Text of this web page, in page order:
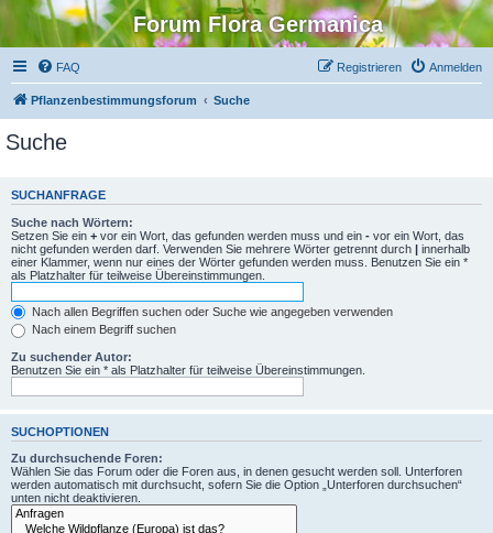
Forum Flora Germanica
FAQ Anmelden
Registrieren
Pflanzenbestimmungsforum Suche
Suche
SUCHANFRAGE
Suche nach Wörtern:
Setzen Sie ein + vor ein Wort, das gefunden werden muss und ein - vor ein Wort, das
nicht gefunden werden darf. Verwenden Sie mehrere Wörter getrennt durch | innerhalb
einer Klammer, wenn nur eines der Wörter gefunden werden muss. Benutzen Sie ein *
als Platzhalter für teilweise Übereinstimmungen.
Nach allen Begriffen suchen oder Suche wie angegeben verwenden
Nach einem Begriff suchen
Zu suchender Autor:
Benutzen Sie ein * als Platzhalter für teilweise Übereinstimmungen.
SUCHOPTIONEN
Zu durchsuchende Foren:
Wählen Sie das Forum oder die Foren aus, in denen gesucht werden soll. Unterforen
werden automatisch mit durchsucht, sofern Sie die Option „Unterforen durchsuchen“
unten nicht deaktivieren.